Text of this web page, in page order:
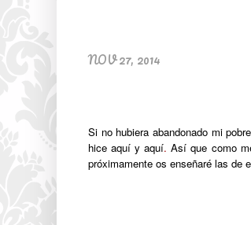
NOV 27, 2014
Si no hubiera abandonado mi
hiceaquí yaquí. Así que como
próximamente os enseñaré las de